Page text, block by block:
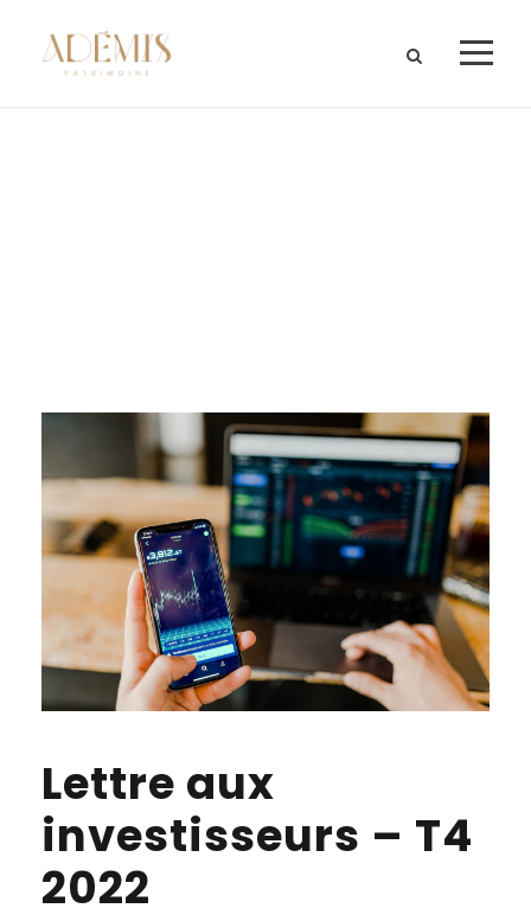
Lettre aux
investisseurs – T4
2022